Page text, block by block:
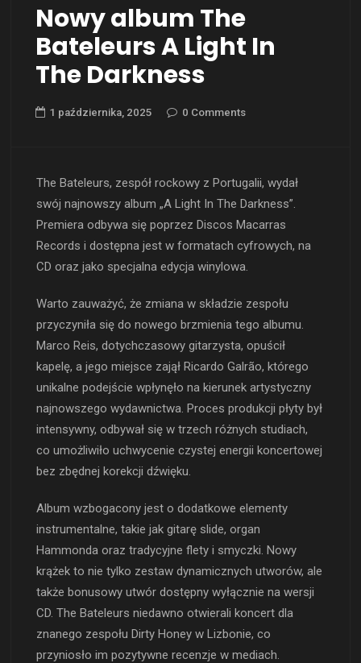
Nowy album The
Bateleurs A Light In
The Darkness
1 października, 2025 0 Comments
The Bateleurs, zespół rockowy z Portugalii, wydał
swój najnowszy album „A Light In The Darkness”.
Premiera odbywa się poprzez Discos Macarras
Records i dostępna jest w formatach cyfrowych, na
CD oraz jako specjalna edycja winylowa.
Warto zauważyć, że zmiana w składzie zespołu
przyczyniła się do nowego brzmienia tego albumu.
Marco Reis, dotychczasowy gitarzysta, opuścił
kapelę, a jego miejsce zajął Ricardo Galrão, którego
unikalne podejście wpłynęło na kierunek artystyczny
najnowszego wydawnictwa. Proces produkcji płyty był
intensywny, odbywał się w trzech różnych studiach,
co umożliwiło uchwycenie czystej energii koncertowej
bez zbędnej korekcji dźwięku.
Album wzbogacony jest o dodatkowe elementy
instrumentalne, takie jak gitarę slide, organ
Hammonda oraz tradycyjne flety i smyczki. Nowy
krążek to nie tylko zestaw dynamicznych utworów, ale
także bonusowy utwór dostępny wyłącznie na wersji
CD. The Bateleurs niedawno otwierali koncert dla
znanego zespołu Dirty Honey w Lizbonie, co
przyniosło im pozytywne recenzje w mediach.